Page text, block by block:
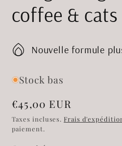
coffee & cats
Nouvelle formule
Stock bas
Prix
habituel
€45,00 EUR
Taxes incluses. Frais
paiement.